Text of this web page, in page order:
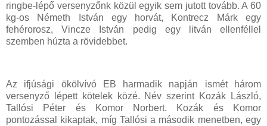
ringbe-lépő versenyzőnk közül egyik sem jutott tovább. A 60
kg-os Németh István egy horvát, Kontrecz Márk egy
fehérorosz, Vincze István pedig egy litván ellenféllel
szemben húzta a rövidebbet.
Az ifjúsági ökölvívó EB harmadik napján ismét három
versenyző lépett kötelek közé. Név szerint Kozák László,
Tallósi Péter és Komor Norbert. Kozák és Komor
pontozással kikaptak, míg Tallósi a második menetben, egy